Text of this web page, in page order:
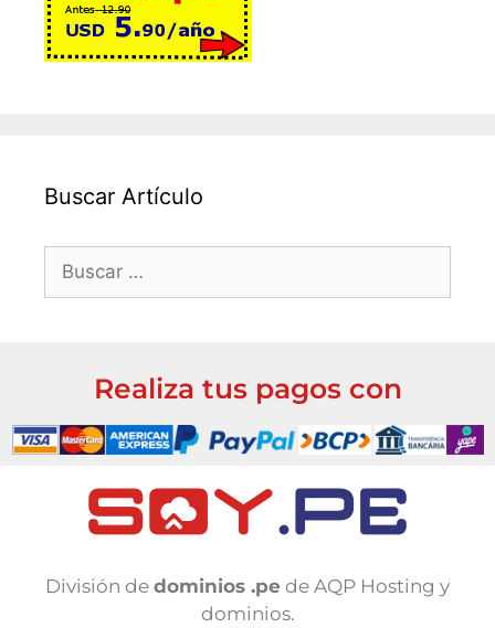
Buscar Artículo
Realiza tus pagos con
División de dominios .pe de AQP Hosting y
dominios.